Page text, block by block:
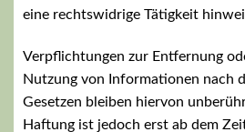
eine rechtswidrige Tätigkeit
Verpflichtungen zur Entfernung
Nutzung von Informationen nach
Gesetzen bleiben hiervon
Haftung ist jedoch erst ab dem